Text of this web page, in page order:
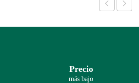
Precio
más bajo